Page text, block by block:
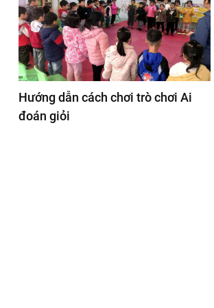
Hướng dẫn cách chơi trò chơi Ai
đoán giỏi